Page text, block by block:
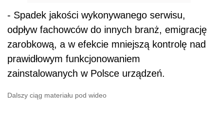
- Spadek jakości wykonywanego serwisu,
odpływ fachowców do innych branż, emigrację
zarobkową, a w efekcie mniejszą kontrolę nad
prawidłowym funkcjonowaniem
zainstalowanych w Polsce urządzeń.
Dalszy ciąg materiału pod wideo